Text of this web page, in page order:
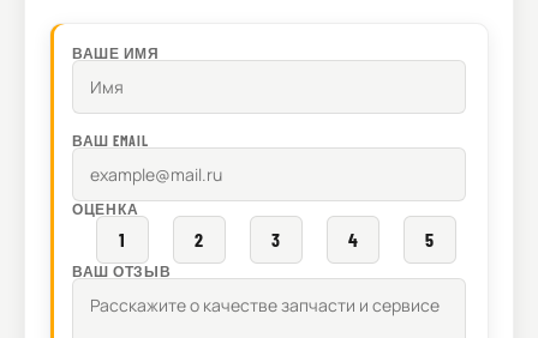
ВАШЕ ИМЯ
ВАШ EMAIL
ОЦЕНКА
1 2 3 4 5
ВАШ ОТЗЫВ